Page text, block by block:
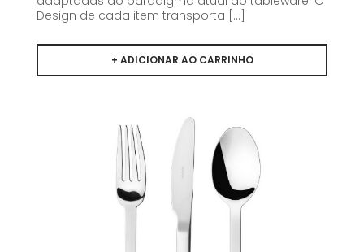
Design de cada item transporta [...]